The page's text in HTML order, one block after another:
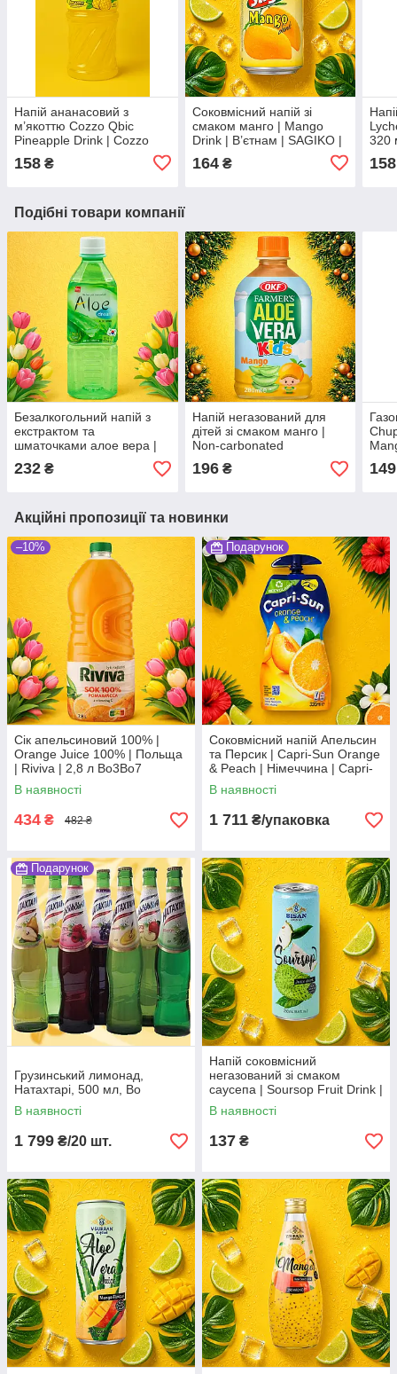
Напій ананасовий з
м’якоттю Cozzo Qbic
Pineapple Drink | Cozzo
Qbic Pineapple Juice Drink
| Cozzo | 350 мл, ЧАФ
158 ₴
Соковмісний напій зі
смаком манго | Mango
Drink | В’єтнам | SAGIKO |
320 мл | 7,5% пюре манго
та насичений тропічний
164₴
320
158
Подібні товари компанії
Безалкогольний напій з
екстрактом та
шматочками алое вера |
Aloe Vera Drink | Південна
Корея | Wang | 500 мл
232 ₴
Напій негазований для
дітей зі смаком манго |
Non-carbonated
AloeVeraDrink Kids Mango
| Південна Корея | OKF
196₴
мл
149
Акційні пропозиції та новинки
–10%
Сік апельсиновий 100% |
Orange Juice 100% | Польща
| Riviva | 2,8 л Во3Во7
В наявності
434 ₴ 482 ₴
Подарунок
Соковмісний напій Апельсин
та Персик | Capri-Sun Orange
& Peach | Німеччина | Capri-
Sun | 15×330 мл | великий
сімейний формат Во3
В наявності
1 711 ₴/упаковка
Подарунок
Грузинський лимонад,
Натахтарі, 500 мл, Во
В наявності
1 799 ₴/20 шт.
Напій соковмісний
негазований зі смаком
саусепа | Soursop Fruit Drink |
В'єтнам | Bisan | 250 мл |
Екзотичний тропічний смак
AO
В наявності
137 ₴